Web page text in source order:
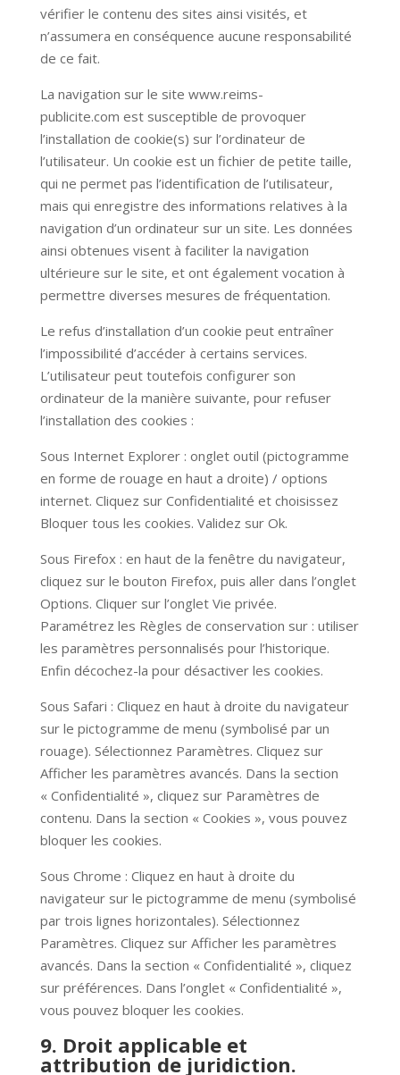
vérifier le contenu des sites ainsi visités, et
n’assumera en conséquence aucune responsabilité
de ce fait.
La navigation sur le site www.reims-
publicite.com est susceptible de provoquer
l’installation de cookie(s) sur l’ordinateur de
l’utilisateur. Un cookie est un fichier de petite taille,
qui ne permet pas l’identification de l’utilisateur,
mais qui enregistre des informations relatives à la
navigation d’un ordinateur sur un site. Les données
ainsi obtenues visent à faciliter la navigation
ultérieure sur le site, et ont également vocation à
permettre diverses mesures de fréquentation.
Le refus d’installation d’un cookie peut entraîner
l’impossibilité d’accéder à certains services.
L’utilisateur peut toutefois configurer son
ordinateur de la manière suivante, pour refuser
l’installation des cookies :
Sous Internet Explorer : onglet outil (pictogramme
en forme de rouage en haut a droite) / options
internet. Cliquez sur Confidentialité et choisissez
Bloquer tous les cookies. Validez sur Ok.
Sous Firefox : en haut de la fenêtre du navigateur,
cliquez sur le bouton Firefox, puis aller dans l’onglet
Options. Cliquer sur l’onglet Vie privée.
Paramétrez les Règles de conservation sur : utiliser
les paramètres personnalisés pour l’historique.
Enfin décochez-la pour désactiver les cookies.
Sous Safari : Cliquez en haut à droite du navigateur
sur le pictogramme de menu (symbolisé par un
rouage). Sélectionnez Paramètres. Cliquez sur
Afficher les paramètres avancés. Dans la section
« Confidentialité », cliquez sur Paramètres de
contenu. Dans la section « Cookies », vous pouvez
bloquer les cookies.
Sous Chrome : Cliquez en haut à droite du
navigateur sur le pictogramme de menu (symbolisé
par trois lignes horizontales). Sélectionnez
Paramètres. Cliquez sur Afficher les paramètres
avancés. Dans la section « Confidentialité », cliquez
sur préférences. Dans l’onglet « Confidentialité »,
vous pouvez bloquer les cookies.
9. Droit applicable et
attribution de juridiction.